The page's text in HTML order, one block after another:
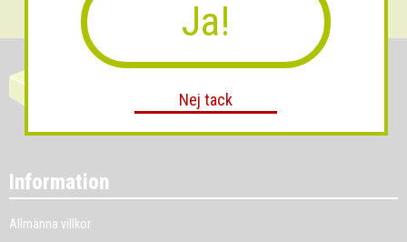
Information
Allmänna villkor
Ja!
Nej tack